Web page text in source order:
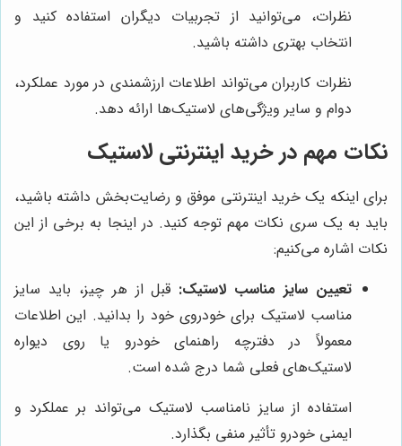
نظرات، می‌توانید از تجربیات دیگران استفاده کنید و
انتخاب بهتری داشته باشید.
نظرات کاربران می‌تواند اطلاعات ارزشمندی در مورد عملکرد،
دوام و سایر ویژگی‌های لاستیک‌ها ارائه دهد.
نکات مهم در خرید اینترنتی لاستیک
برای اینکه یک خرید اینترنتی موفق و رضایت‌بخش داشته باشید،
باید به یک سری نکات مهم توجه کنید. در اینجا به برخی از این
نکات اشاره می‌کنیم:
تعیین سایز مناسب لاستیک: قبل از هر چیز، باید سایز
مناسب لاستیک برای خودروی خود را بدانید. این اطلاعات
معمولاً در دفترچه راهنمای خودرو یا روی دیواره
لاستیک‌های فعلی شما درج شده است.
استفاده از سایز نامناسب لاستیک می‌تواند بر عملکرد و
ایمنی خودرو تأثیر منفی بگذارد.